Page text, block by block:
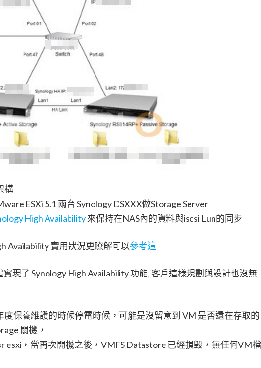
構
ESXi 5.1 兩台 Synology DSXXX做Storage Server
High Availability來保持在NAS內的資料與iscsi Lun的同步
Availability 實用狀況更瞭解可以參考這
現了 Synology High Availability 功能, 客戶這樣規劃與設計也沒無
度保養維護的時候停電時候，可能是沒留意到 VM 是否還在存取的
關機，
esxi，當再次開機之後，VMFS Datastore 已經損毀，無任何VM檔